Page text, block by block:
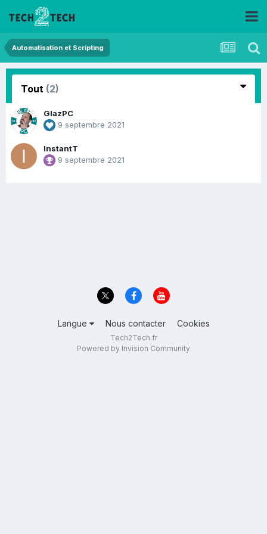
Automatisation et Scripting
Tout (2)
GlazPC
9 septembre 2021
InstantT
9 septembre 2021
Langue Nous contacter Cookies
Tech2Tech.fr
Powered by Invision Community